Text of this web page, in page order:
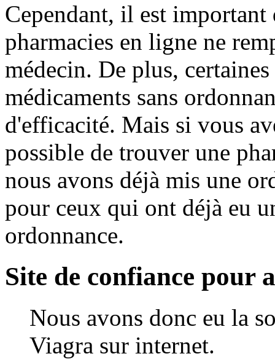
Cependant, il est important
pharmacies en ligne ne
médecin. De plus,
médicaments sans
d'efficacité. Mais si vous
possible de trouver une
nous avons déjà mis une
pour ceux qui ont déjà eu
ordonnance.
Site de confiance pour
Nous avons donc eu la
Viagra sur internet.